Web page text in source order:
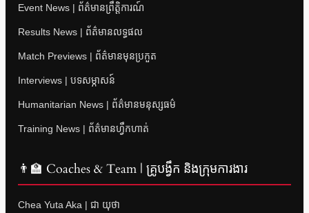
Event News | ព័ត៌មានព្រឹត្តិការណ៍
Results News | ព័ត៌មានលទ្ធផល
Match Previews | ព័ត៌មានមុនប្រកួត
Interviews | បទសម្ភាសន៍
Humanitarian News | ព័ត៌មានមនុស្សធម៌
Training News | ព័ត៌មានហ្វឹកហាត់
👨‍🏫 Coaches & Team | គ្រូបង្វឹក និងក្រុមការងារ
Chea Yuta Aka | ជា យុថា